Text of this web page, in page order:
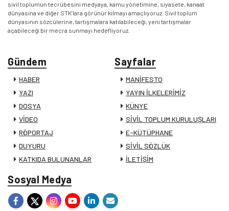
sivil toplumun tecrübesini medyaya, kamu yönetimine, siyasete, kanaat
dünyasına ve diğer STK’lara görünür kılmayı amaçlıyoruz. Sivil toplum
dünyasının sözcülerine, tartışmalara katılabileceği, yeni tartışmalar
açabileceği bir mecra sunmayı hedefliyoruz.
Gündem
HABER
YAZI
DOSYA
VİDEO
RÖPORTAJ
DUYURU
KATKIDA BULUNANLAR
Sayfalar
MANİFESTO
YAYIN İLKELERİMİZ
KÜNYE
SİVİL TOPLUM KURULUŞLARI
E-KÜTÜPHANE
SİVİL SÖZLÜK
İLETİŞİM
Sosyal Medya